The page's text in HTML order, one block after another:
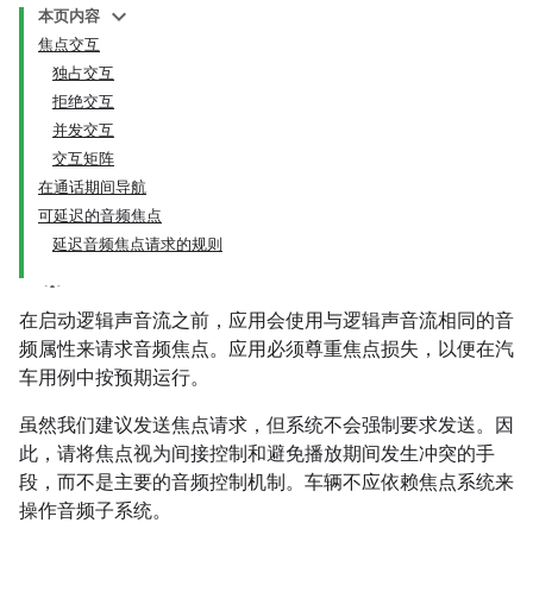
本页内容
焦点交互
独占交互
拒绝交互
并发交互
交互矩阵
在通话期间导航
可延迟的音频焦点
延迟音频焦点请求的规则
在启动逻辑声音流之前，应用会使用与逻辑声音流相同的音
频属性来请求音频焦点。应用必须尊重焦点损失，以便在汽
车用例中按预期运行。
虽然我们建议发送焦点请求，但系统不会强制要求发送。因
此，请将焦点视为间接控制和避免播放期间发生冲突的手
段，而不是主要的音频控制机制。车辆不应依赖焦点系统来
操作音频子系统。